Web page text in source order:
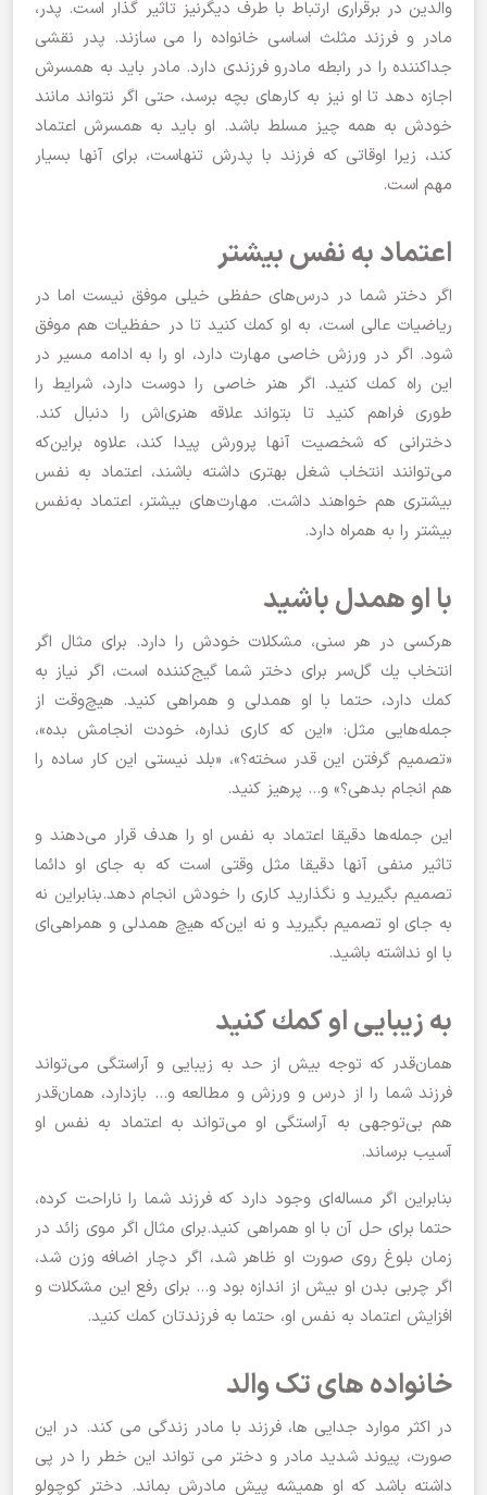
والدین در برقراری ارتباط با طرف دیگرنیز تاثیر گذار است. پدر،
مادر و فرزند مثلث اساسی خانواده را می سازند. پدر نقشی
جداکننده را در رابطه مادرو فرزندی دارد. مادر باید به همسرش
اجازه دهد تا او نیز به کارهای بچه برسد، حتی اگر نتواند مانند
خودش به همه چیز مسلط باشد. او باید به همسرش اعتماد
کند، زیرا اوقاتی که فرزند با پدرش تنهاست، برای آنها بسیار
مهم است.
اعتماد به نفس بیشتر
اگر دختر شما در درس‌های حفظی خیلی موفق نیست اما در
ریاضیات عالی است، به او كمك كنید تا در حفظیات هم موفق
شود. اگر در ورزش خاصی مهارت دارد، او را به ادامه مسیر در
این راه كمك كنید. اگر هنر خاصی را دوست دارد، شرایط را
طوری فراهم كنید تا بتواند علاقه هنری‌اش را دنبال كند.
دخترانی كه شخصیت آنها پرورش پیدا كند، علاوه براین‌كه
می‌توانند انتخاب شغل بهتری داشته باشند، اعتماد به نفس
بیشتری هم خواهند داشت. مهارت‌های بیشتر، اعتماد به‌نفس
بیشتر را به همراه دارد.
با او همدل باشید
هركسی در هر سنی، مشكلات خودش را دارد. برای مثال اگر
انتخاب یك گل‌سر برای دختر شما گیج‌كننده است، اگر نیاز به
كمك دارد، حتما با او همدلی و همراهی كنید. هیچ‌وقت از
جمله‌هایی مثل: «این كه كاری نداره، خودت انجامش بده»،
«تصمیم گرفتن این قدر سخته؟»، «بلد نیستی این كار ساده‌ را
هم انجام بدهی؟» و… پرهیز كنید.
این جمله‌ها دقیقا اعتماد به نفس او را هدف قرار می‌دهند و
تاثیر منفی آنها دقیقا مثل وقتی است كه به جای او دائما
تصمیم بگیرید و نگذارید كاری را خودش انجام دهد.بنابراین نه
به جای او تصمیم بگیرید و نه این‌كه هیچ همدلی و همراهی‌ای
با او نداشته باشید.
به زیبایی او كمك كنید
همان‌قدر كه توجه بیش از حد به زیبایی و آراستگی می‌تواند
فرزند شما را از درس و ورزش و مطالعه و… بازدارد، همان‌قدر
هم بی‌توجهی به آراستگی او می‌تواند به اعتماد به نفس او
آسیب برساند.
بنابراین اگر مساله‌ای وجود دارد كه فرزند شما را ناراحت كرده،
حتما برای حل آن با او همراهی كنید.برای مثال اگر موی زائد در
زمان بلوغ روی صورت او ظاهر شد، اگر دچار اضافه وزن شد،
اگر چربی بدن او بیش از اندازه بود و… برای رفع این مشكلات و
افزایش اعتماد به نفس او، حتما به فرزندتان كمك كنید.
خانواده های تک والد
در اکثر موارد جدایی ها، فرزند با مادر زندگی می کند. در این
صورت، پیوند شدید مادر و دختر می تواند این خطر را در پی
داشته باشد که او همیشه پیش مادرش بماند. دختر کوچولو